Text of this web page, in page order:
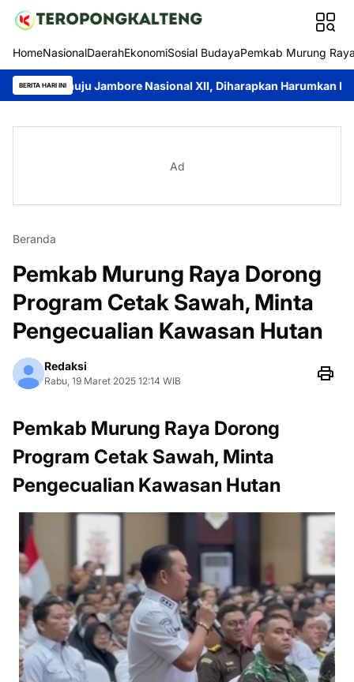
HomeNasionalDaerahEkonomiSosial BudayaPemkab Murung
BERITA HARI INI
Jambore Nasional XII, Diharapkan Harumkan Nama Daerah
Ad
Beranda
Pemkab Murung Raya Dorong
Program Cetak Sawah, Minta
Pengecualian Kawasan Hutan
Redaksi
Rabu, 19 Maret 2025 12:14 WIB
Pemkab Murung Raya Dorong
Program Cetak Sawah, Minta
Pengecualian Kawasan Hutan